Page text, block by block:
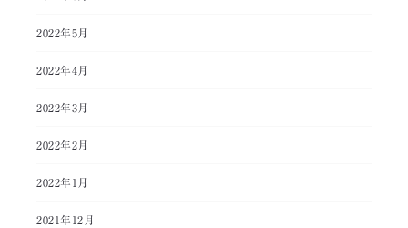
2022年5月
2022年4月
2022年3月
2022年2月
2022年1月
2021年12月